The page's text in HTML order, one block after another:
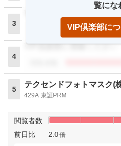
3
4
VIP倶楽部に登録ください
5
テクセンドフォトマスク(
429A 東証PRM
閲覧者数
前日比
2.0倍
覧にな
VIP倶楽部に